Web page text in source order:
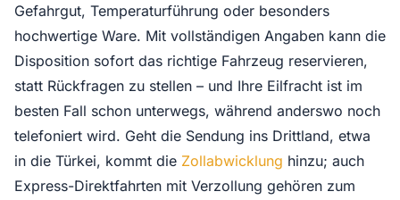
Gefahrgut, Temperaturführung oder besonders
hochwertige Ware. Mit vollständigen Angaben kann die
Disposition sofort das richtige Fahrzeug reservieren,
statt Rückfragen zu stellen – und Ihre Eilfracht ist im
besten Fall schon unterwegs, während anderswo noch
telefoniert wird. Geht die Sendung ins Drittland, etwa
in die Türkei, kommt die Zollabwicklung hinzu; auch
Express-Direktfahrten mit Verzollung gehören zum